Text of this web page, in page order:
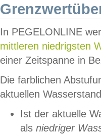
In PEGELONLINE
mittleren niedrigsten
einer Zeitspanne in
Die farblichen
aktuellen
Ist der aktuelle
als niedriger